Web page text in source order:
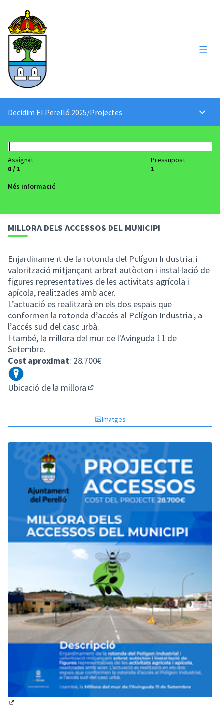
Decidim El Perelló 2025/Projectes
Assignat
0 / 1
Pressupost
1
Més informació
MILLORA DELS ACCESSOS DEL MUNICIPI
Enjardinament de la rotonda del Polígon Industrial i
valorització mitjançant arbrat autòcton i instal·lació de
figures representatives de les activitats agrícola i
apícola, realitzades amb acer.
L’actuació es realitzarà en els dos espais que
conformen la rotonda d’accés al Polígon Industrial, a
l’accés sud del casc urbà.
I també, la millora del mur de l'Avinguda 11 de
Setembre.
Cost aproximat: 28.700€
Ubicació de la millora
Imatges